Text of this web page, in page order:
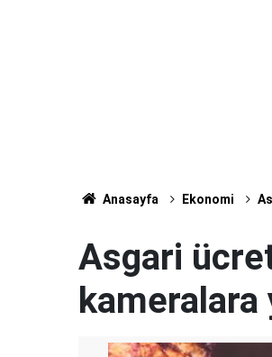
Anasayfa Ekonomi
Asgari
kameralara